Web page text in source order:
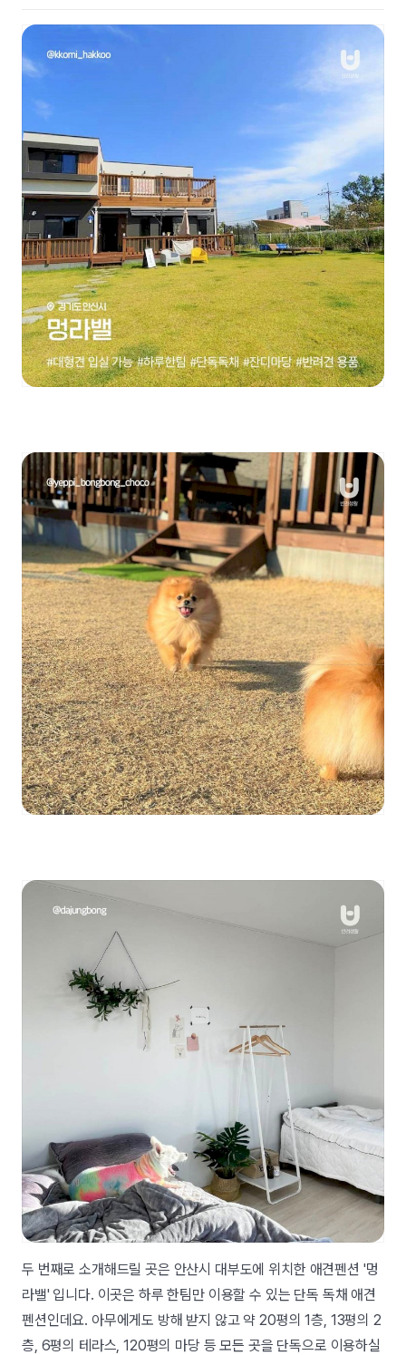
두 번째로 소개해드릴 곳은 안산시 대부도에 위치한 애견펜션 '멍
라밸' 입니다. 이곳은 하루 한팀만 이용할 수 있는 단독 독채 애견
펜션인데요. 아무에게도 방해 받지 않고 약 20평의 1층, 13평의 2
층, 6평의 테라스, 120평의 마당 등 모든 곳을 단독으로 이용하실